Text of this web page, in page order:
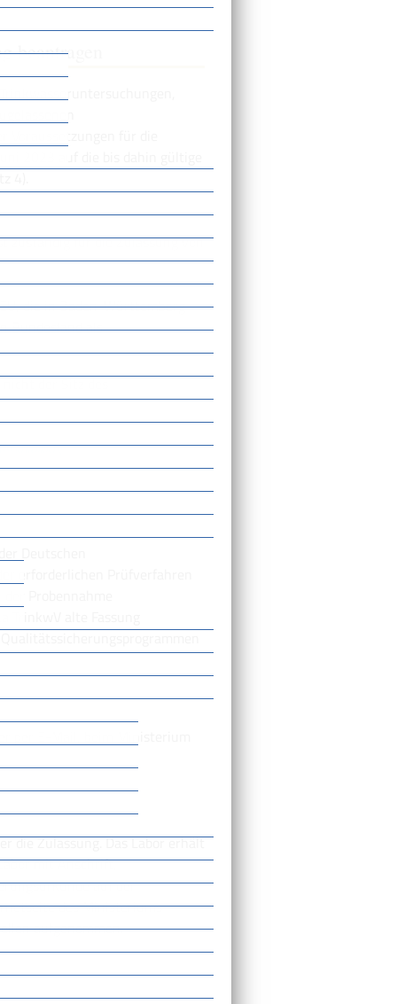
für die
2023 auf die bis dahin gültige
zuständig für die Zulassung von
die in Baden-Württemberg
Bundesland als
der Sitz des
Württemberg
Deutschen
erforderlichen Prüfverfahren
Probennahme
alte Fassung
per E-Mail, beim Ministerium
die Zulassung. Das Labor erhält
mit Anschrift,
auf der
des Ministeriums
aufgenommen.